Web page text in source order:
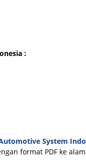
:
System
format PDF ke